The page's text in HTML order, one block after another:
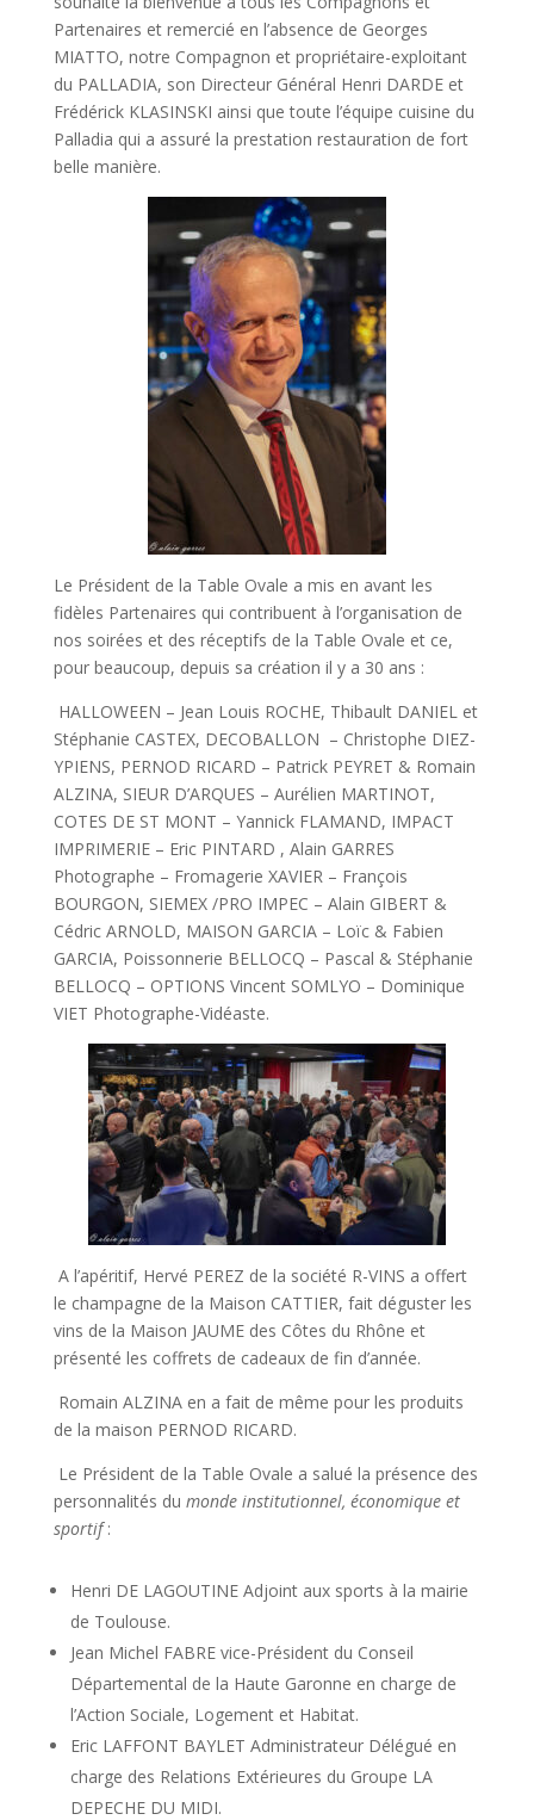
Partenaires et remercié en l’absence de Georges
MIATTO, notre Compagnon et propriétaire-exploitant
du PALLADIA, son Directeur Général Henri DARDE et
Frédérick KLASINSKI ainsi que toute l’équipe cuisine du
Palladia qui a assuré la prestation restauration de fort
belle manière.
Le Président de la Table Ovale a mis en avant les
fidèles Partenaires qui contribuent à l’organisation de
nos soirées et des réceptifs de la Table Ovale et ce,
pour beaucoup, depuis sa création il y a 30 ans :
HALLOWEEN – Jean Louis ROCHE, Thibault DANIEL et
Stéphanie CASTEX, DECOBALLON – Christophe DIEZ-
YPIENS, PERNOD RICARD – Patrick PEYRET & Romain
ALZINA, SIEUR D’ARQUES – Aurélien MARTINOT,
COTES DE ST MONT – Yannick FLAMAND, IMPACT
IMPRIMERIE – Eric PINTARD , Alain GARRES
Photographe – Fromagerie XAVIER – François
BOURGON, SIEMEX /PRO IMPEC – Alain GIBERT &
Cédric ARNOLD, MAISON GARCIA – Loïc & Fabien
GARCIA, Poissonnerie BELLOCQ – Pascal & Stéphanie
BELLOCQ – OPTIONS Vincent SOMLYO – Dominique
VIET Photographe-Vidéaste.
A l’apéritif, Hervé PEREZ de la société R-VINS a offert
le champagne de la Maison CATTIER, fait déguster les
vins de la Maison JAUME des Côtes du Rhône et
présenté les coffrets de cadeaux de fin d’année.
Romain ALZINA en a fait de même pour les produits
de la maison PERNOD RICARD.
Le Président de la Table Ovale a salué la présence des
personnalités du monde institutionnel, économique et
sportif:
Henri DE LAGOUTINE Adjoint aux sports à la mairie
de Toulouse.
Jean Michel FABRE vice-Président du Conseil
Départemental de la Haute Garonne en charge de
l’Action Sociale, Logement et Habitat.
Eric LAFFONT BAYLET Administrateur Délégué en
charge des Relations Extérieures du Groupe LA
DEPECHE DU MIDI.